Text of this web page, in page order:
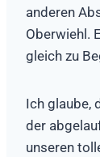
anderen
Oberwiehl.
gleich zu
Ich glaube,
der
unseren